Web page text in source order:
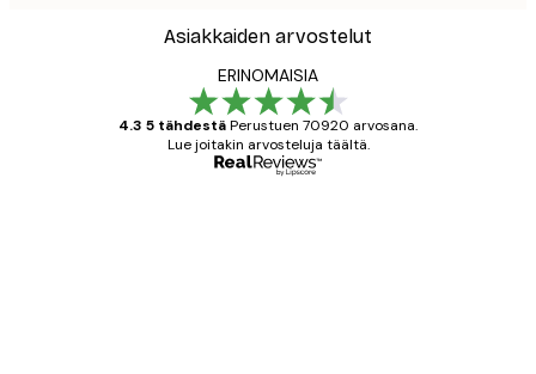
Asiakkaiden arvostelut
ERINOMAISIA
4.3 5 tähdestäPerustuen 70920 arvosana.
Lue joitakin arvosteluja täältä.